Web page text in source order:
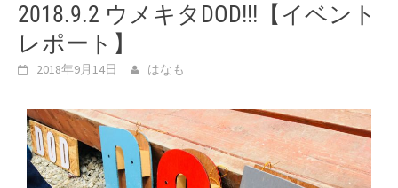
2018.9.2 ウメキタDOD!!!【イベント
レポート】
2018年9月14日 はなも